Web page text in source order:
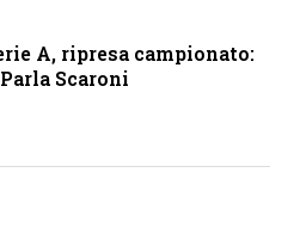
A, ripresa campionato:
Scaroni